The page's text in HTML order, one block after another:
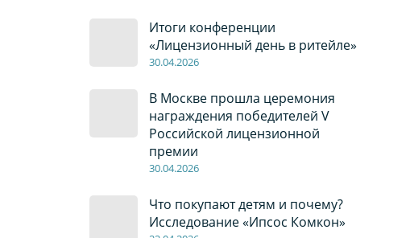
Итоги конференции
«Лицензионный день в ритейле»
30.04.2026
В Москве прошла церемония
награждения победителей V
Российской лицензионной
премии
30.04.2026
Что покупают детям и почему?
Исследование «Ипсос Комкон»